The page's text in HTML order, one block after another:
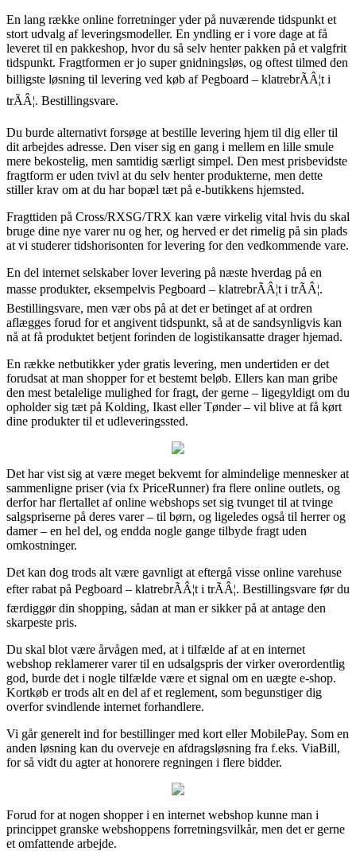
En lang række online forretninger yder på nuværende tidspunkt et
stort udvalg af leveringsmodeller. En yndling er i vore dage at få
leveret til en pakkeshop, hvor du så selv henter pakken på et valgfrit
tidspunkt. Fragtformen er jo super gnidningsløs, og oftest tilmed den
billigste løsning til levering ved køb af Pegboard – klatrebrÃÂ¦t i
trÃÂ¦. Bestillingsvare.
Du burde alternativt forsøge at bestille levering hjem til dig eller til
dit arbejdes adresse. Den viser sig en gang i mellem en lille smule
mere bekostelig, men samtidig særligt simpel. Den mest prisbevidste
fragtform er uden tvivl at du selv henter produkterne, men dette
stiller krav om at du har bopæl tæt på e-butikkens hjemsted.
Fragttiden på Cross/RXSG/TRX kan være virkelig vital hvis du skal
bruge dine nye varer nu og her, og herved er det rimelig på sin plads
at vi studerer tidshorisonten for levering for den vedkommende vare.
En del internet selskaber lover levering på næste hverdag på en
masse produkter, eksempelvis Pegboard – klatrebrÃÂ¦t i trÃÂ¦.
Bestillingsvare, men vær obs på at det er betinget af at ordren
aflægges forud for et angivent tidspunkt, så at de sandsynligvis kan
nå at få produktet betjent forinden de logistikansatte drager hjemad.
En række netbutikker yder gratis levering, men undertiden er det
forudsat at man shopper for et bestemt beløb. Ellers kan man gribe
den mest betalelige mulighed for fragt, der gerne – ligegyldigt om du
opholder sig tæt på Kolding, Ikast eller Tønder – vil blive at få kørt
dine produkter til et udleveringssted.
Det har vist sig at være meget bekvemt for almindelige mennesker at
sammenligne priser (via fx PriceRunner) fra flere online outlets, og
derfor har flertallet af online webshops set sig tvunget til at tvinge
salgspriserne på deres varer – til børn, og ligeledes også til herrer og
damer – en hel del, og endda nogle gange tilbyde fragt uden
omkostninger.
Det kan dog trods alt være gavnligt at eftergå visse online varehuse
efter rabat på Pegboard – klatrebrÃÂ¦t i trÃÂ¦. Bestillingsvare før du
færdiggør din shopping, sådan at man er sikker på at antage den
skarpeste pris.
Du skal blot være årvågen med, at i tilfælde af at en internet
webshop reklamerer varer til en udsalgspris der virker overordentlig
god, burde det i nogle tilfælde være et signal om en uægte e-shop.
Kortkøb er trods alt en del af et reglement, som begunstiger dig
overfor svindlende internet forhandlere.
Vi går generelt ind for bestillinger med kort eller MobilePay. Som en
anden løsning kan du overveje en afdragsløsning fra f.eks. ViaBill,
for så vidt du agter at honorere regningen i flere bidder.
Forud for at nogen shopper i en internet webshop kunne man i
princippet granske webshoppens forretningsvilkår, men det er gerne
et omfattende arbejde.